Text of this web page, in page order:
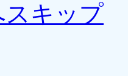
スキップ